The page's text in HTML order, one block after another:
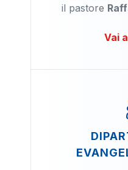
il pastore
Vai